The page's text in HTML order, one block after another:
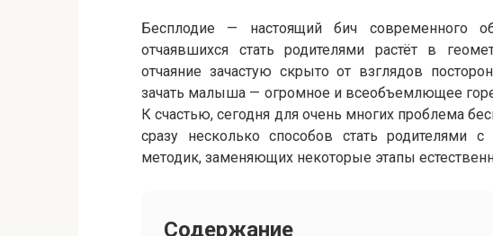
Бесплодие — настоящий бич современного
отчаявшихся стать родителями растёт в
отчаяние зачастую скрыто от взглядов
зачать малыша — огромное и всеобъемлющее
К счастью, сегодня для очень многих проблема
сразу несколько способов стать
методик, заменяющих некоторые этапы
Содержание